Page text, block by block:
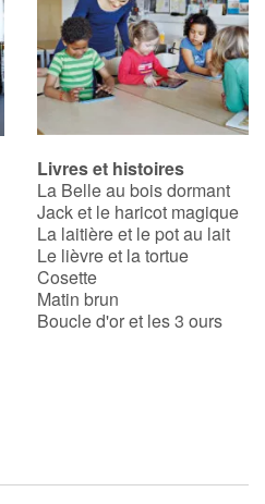
Livres et histoires
La Belle au bois dormant
Jack et le haricot magique
La laitière et le pot au lait
Le lièvre et la tortue
Cosette
Matin brun
Boucle d'or et les 3 ours